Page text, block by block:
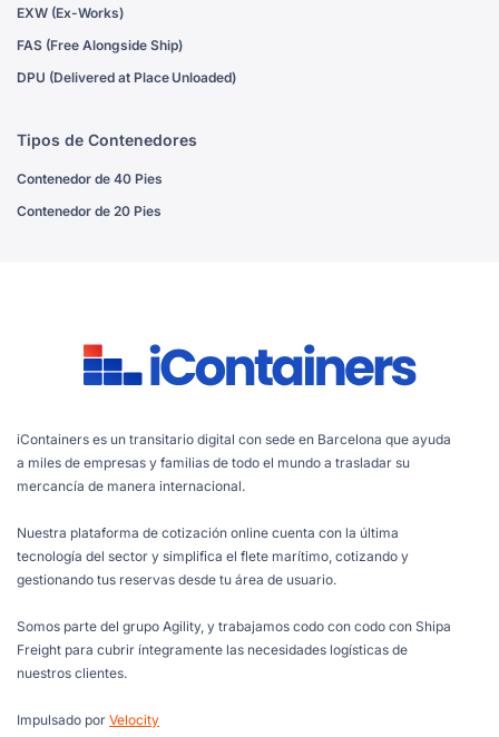
EXW (Ex-Works)
FAS (Free Alongside Ship)
DPU (Delivered at Place Unloaded)
Tipos de Contenedores
Contenedor de 40 Pies
Contenedor de 20 Pies
iContainers es un transitario digital con sede en Barcelona que ayuda
a miles de empresas y familias de todo el mundo a trasladar su
mercancía de manera internacional.
Nuestra plataforma de cotización online cuenta con la última
tecnología del sector y simplifica el flete marítimo, cotizando y
gestionando tus reservas desde tu área de usuario.
Somos parte del grupo Agility, y trabajamos codo con codo con Shipa
Freight para cubrir íntegramente las necesidades logísticas de
nuestros clientes.
Impulsado por Velocity